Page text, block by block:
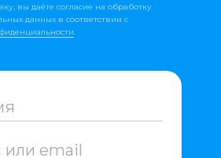
вы даёте согласие на обработку
данных в соответствии с